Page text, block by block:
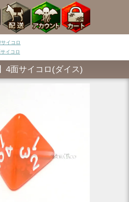
イコロ
イコロ
4面サイコロ(ダイス)